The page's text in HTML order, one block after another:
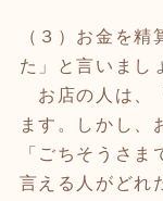
（３）お金を
た」と言いまし
お店の人は、
ます。しかし、
「ごちそうさ
言える人がどれ